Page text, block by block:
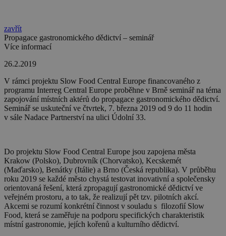
zavřít
Propagace gastronomického dědictví – seminář
Více informací
26.2.2019
V rámci projektu Slow Food Central Europe financovaného z
programu Interreg Central Europe proběhne v Brně seminář na téma
zapojování místních aktérů do propagace gastronomického dědictví.
Seminář se uskuteční ve čtvrtek, 7. března 2019 od 9 do 11 hodin
v sále Nadace Partnerství na ulici Údolní 33.
Do projektu Slow Food Central Europe jsou zapojena města
Krakow (Polsko), Dubrovník (Chorvatsko), Kecskemét
(Maďarsko), Benátky (Itálie) a Brno (Česká republika). V průběhu
roku 2019 se každé město chystá testovat inovativní a společensky
orientovaná řešení, která zpropagují gastronomické dědictví ve
veřejném prostoru, a to tak, že realizují pět tzv. pilotních akcí.
Akcemi se rozumí konkrétní činnost v souladu s filozofií Slow
Food, která se zaměřuje na podporu specifických charakteristik
místní gastronomie, jejích kořenů a kulturního dědictví.